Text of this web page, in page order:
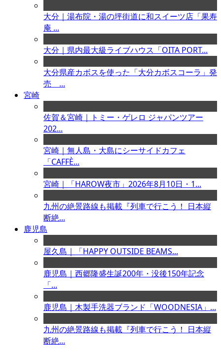
大分｜湯布院・湯の坪街道に和スイーツ店「果寿
庵 ...
大分｜県内最大級ライブハウス「OITA PORT...
大分県産カボスを使った「大分カボスコーラ」発
売 ...
宮崎
佐賀＆宮崎｜トミー・ゲレロ ジャパンツアー
202...
宮崎｜無人島・大島にシーサイドカフェ
「CAFFÈ...
宮崎｜「HAROW夜市」2026年8月10日・1...
九州の絶景路線も掲載『列車で行こう！ 日本縦
断絶...
鹿児島
屋久島｜「HAPPY OUTSIDE BEAMS...
鹿児島｜西郷隆盛生誕200年・没後150年記念
「...
鹿児島｜木製手洗器ブランド「WOODNESIA」...
九州の絶景路線も掲載『列車で行こう！ 日本縦
断絶...